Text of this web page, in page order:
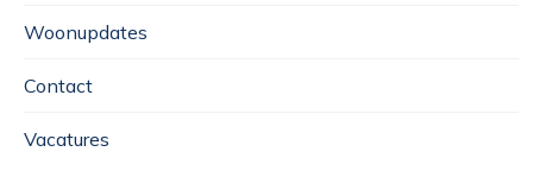
Woonupdates
Contact
Vacatures